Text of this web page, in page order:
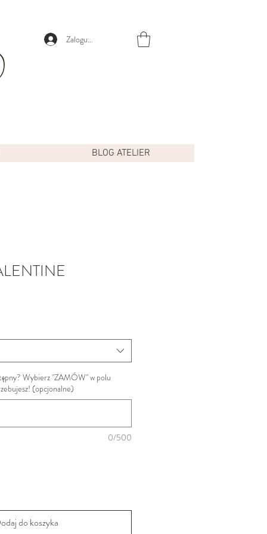
Zaloguj się
BLOG ATELIER
Wybierz "ZAMÓW" w polu
(opcjonalne)
0/500
do koszyka